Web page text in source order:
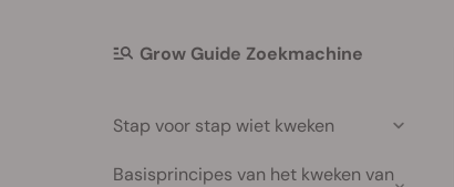
Grow Guide Zoekmachine
Stap voor stap wiet kweken
Basisprincipes van het kweken van